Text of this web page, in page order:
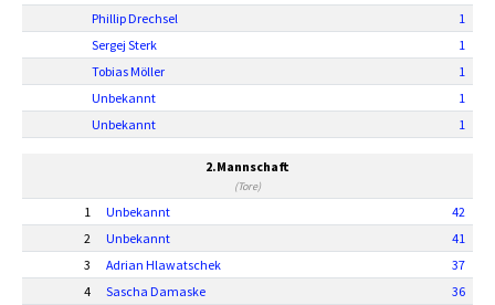
Phillip Drechsel
1
Sergej Sterk
1
Tobias Möller
1
Unbekannt
1
Unbekannt
1
2.Mannschaft
(Tore)
1 Unbekannt
42
2
Unbekannt
41
3
Adrian Hlawatschek
37
4
Sascha Damaske
36